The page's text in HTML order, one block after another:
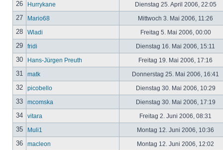
26 Hurrykane Dienstag 25. April 2006, 22:05
27 Mario68 Mittwoch 3. Mai 2006, 11:26
28 Wladi Freitag 5. Mai 2006, 00:00
29 fridi Dienstag 16. Mai 2006, 15:11
30 Hans-Jürgen Preuth Freitag 19. Mai 2006, 17:16
31 matk Donnerstag 25. Mai 2006, 16:41
32 picobello Dienstag 30. Mai 2006, 10:29
33 mcomska Dienstag 30. Mai 2006, 17:19
34 vitara Freitag 2. Juni 2006, 08:31
35 Muli1 Montag 12. Juni 2006, 10:36
36 macleon Montag 12. Juni 2006, 12:02